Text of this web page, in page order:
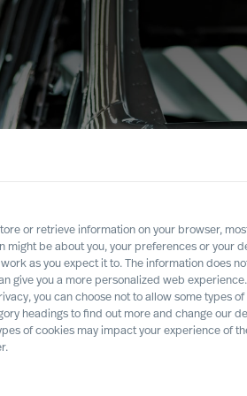
or retrieve information on your browser,
might be about you, your preferences or your
as you expect it to. The information does
give you a more personalized web experience.
you can choose not to allow some types of
headings to find out more and change our
of cookies may impact your experience of